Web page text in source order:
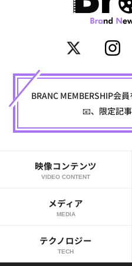
BRANC MEMBERSHIP会
📧、限定記
映像コンテンツ
VIDEO CONTENT
メディア
MEDIA
テクノロジー
TECH